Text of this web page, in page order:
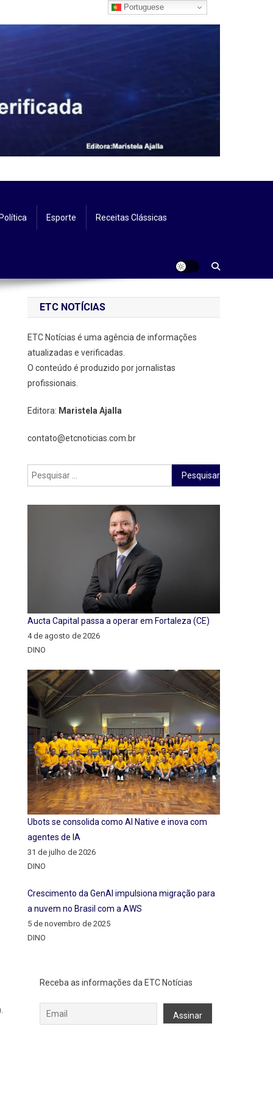
Esporte Receitas Clássicas
ETC NOTÍCIAS
ETC Notícias é uma agência de informações
atualizadas e verificadas.
O conteúdo é produzido por jornalistas
profissionais.
Editora: Maristela Ajalla
contato@etcnoticias.com.br
Pesquisar
por:
Aucta Capital passa a operar em Fortaleza (CE)
4 de agosto de 2026
DINO
Ubots se consolida como AI Native e inova com
agentes de IA
31 de julho de 2026
DINO
Crescimento da GenAI impulsiona migração para
a nuvem no Brasil com a AWS
5 de novembro de 2025
DINO
Receba as informações da ETC Notícias
Portuguese